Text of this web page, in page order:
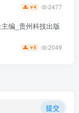
￥4 2477
主编_贵州科技出版
￥5 2049
提交